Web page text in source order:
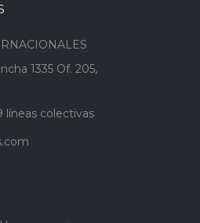
1335 Of. 205,
líneas colectivas